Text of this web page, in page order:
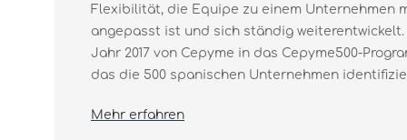
Flexibilität, die Equipe zu einem Unternehmen
angepasst ist und sich ständig weiterentwickelt.
Jahr 2017 von Cepyme in das Cepyme500-
das die 500 spanischen Unternehmen
Mehr erfahren